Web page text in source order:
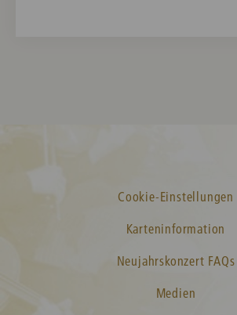
Cookie-Einstellungen
Karteninformation
Neujahrskonzert FAQs
Medien